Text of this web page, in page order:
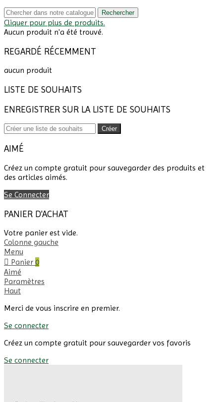
Rechercher
Cliquer pour plus de produits.
Aucun produit n'a été trouvé.
REGARDÉ RÉCEMMENT
aucun produit
LISTE DE SOUHAITS
ENREGISTRER SUR LA LISTE DE SOUHAITS
Créer
AIMÉ
Créez un compte gratuit pour sauvegarder des produits et
des articles aimés.
Se Connecter
PANIER D'ACHAT
Votre panier est vide.
Colonne gauche
Menu
Panier 0
Aimé
Paramètres
Haut
Merci de vous inscrire en premier.
Se connecter
Créez un compte gratuit pour sauvegarder vos favoris
Se connecter